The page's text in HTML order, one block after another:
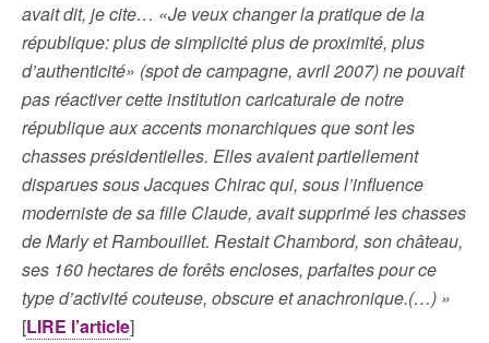
avait dit, je cite… «Je veux changer la pratique de la
république: plus de simplicité plus de proximité, plus
d’authenticité» (spot de campagne, avril 2007) ne pouvait
pas réactiver cette institution caricaturale de notre
république aux accents monarchiques que sont les
chasses présidentielles. Elles avaient partiellement
disparues sous Jacques Chirac qui, sous l’influence
moderniste de sa fille Claude, avait supprimé les chasses
de Marly et Rambouillet. Restait Chambord, son château,
ses 160 hectares de forêts encloses, parfaites pour ce
type d’activité couteuse, obscure et anachronique.(…) »
[LIRE l’article]